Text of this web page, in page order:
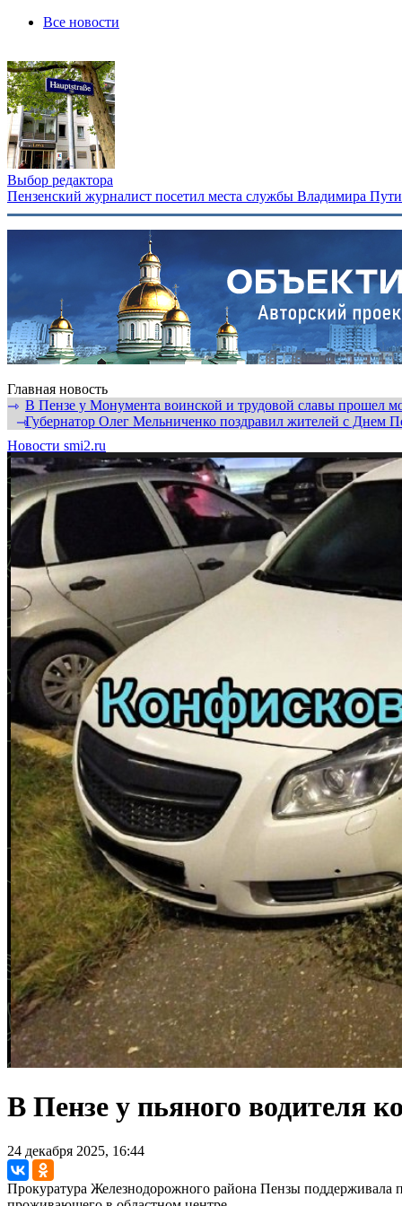
Все новости
Выбор редактора
Пензенский журналист посетил места службы Владимира
Главная новость
⇾ В Пензе у Монумента воинской и трудовой славы прошел
⇾Губернатор Олег Мельниченко поздравил жителей с Днем
Новости smi2.ru
В Пензе у пьяного водителя
24 декабря 2025, 16:44
Прокуратура Железнодорожного района Пензы поддерживала